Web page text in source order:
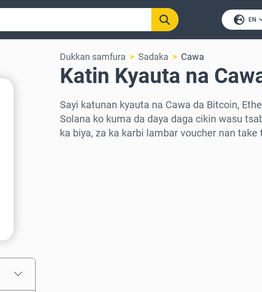
EN
Dukkan samfura Sadaka Cawa
Katin Kyauta na
Sayi katunan kyauta na Cawa da Bitcoin,
Solana ko kuma da daya daga cikin wasu
ka biya, za ka karbi lambar voucher nan take